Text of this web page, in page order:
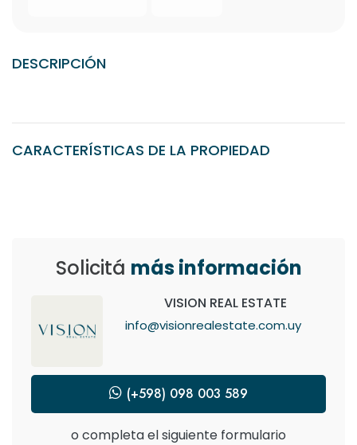
DESCRIPCIÓN
CARACTERÍSTICAS DE LA PROPIEDAD
Solicitá más información
VISION REAL ESTATE
info@visionrealestate.com.uy
(+598) 098 003 589
o completa el siguiente formulario